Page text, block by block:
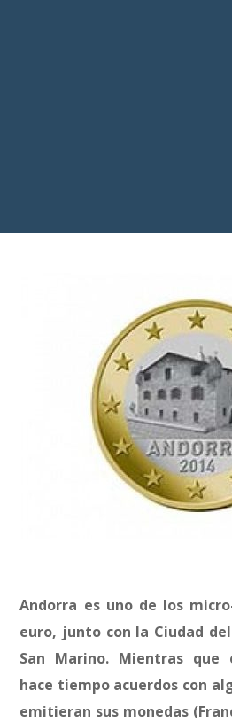
Andorra es uno de los
euro, junto con la Ciudad
San Marino. Mientras que
hace tiempo acuerdos con
emitieran sus monedas